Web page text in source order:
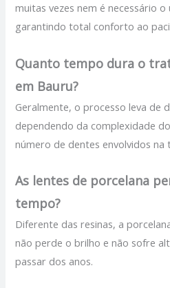
muitas vezes nem é necessário o
garantindo total conforto ao
Quanto tempo dura o
em Bauru?
Geralmente, o processo leva de
dependendo da complexidade
número de dentes envolvidos na
As lentes de porcelana
tempo?
Diferente das resinas, a
não perde o brilho e não sofre
passar dos anos.